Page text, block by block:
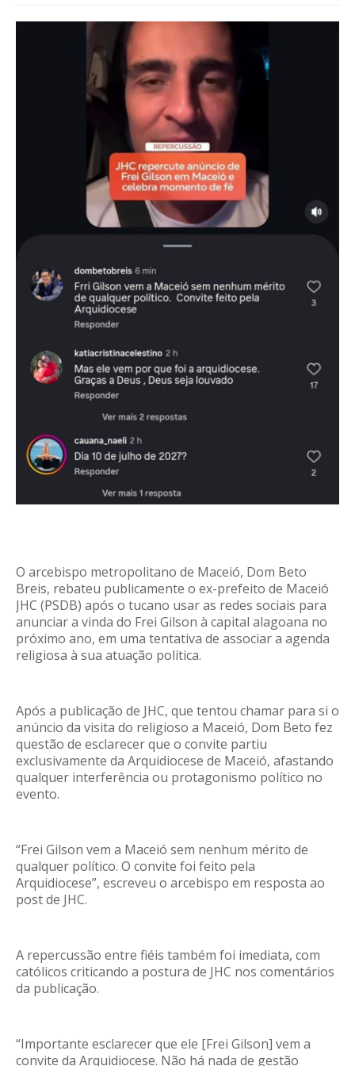
O arcebispo metropolitano de Maceió, Dom Beto
Breis, rebateu publicamente o ex-prefeito de Maceió
JHC (PSDB) após o tucano usar as redes sociais para
anunciar a vinda do Frei Gilson à capital alagoana no
próximo ano, em uma tentativa de associar a agenda
religiosa à sua atuação política.
Após a publicação de JHC, que tentou chamar para si o
anúncio da visita do religioso a Maceió, Dom Beto fez
questão de esclarecer que o convite partiu
exclusivamente da Arquidiocese de Maceió, afastando
qualquer interferência ou protagonismo político no
evento.
“Frei Gilson vem a Maceió sem nenhum mérito de
qualquer político. O convite foi feito pela
Arquidiocese”, escreveu o arcebispo em resposta ao
post de JHC.
A repercussão entre fiéis também foi imediata, com
católicos criticando a postura de JHC nos comentários
da publicação.
“Importante esclarecer que ele [Frei Gilson] vem a
convite da Arquidiocese. Não há nada de gestão